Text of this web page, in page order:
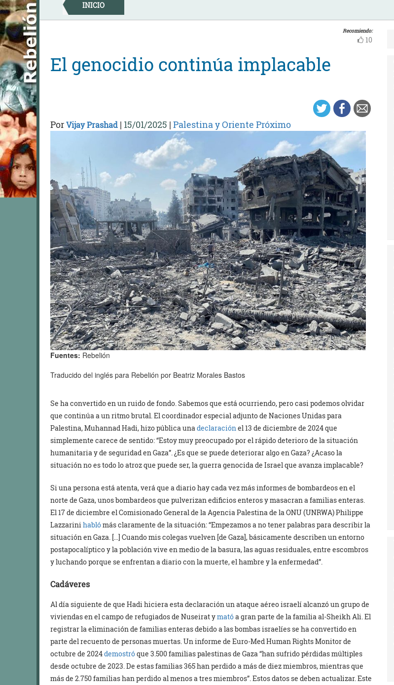
Skip
to
content
INICIO
Recomiendo:
10
El genocidio continúa implacable
PorVijay Prashad | 15/01/2025 | Palestina y Oriente Próximo
Fuentes: Rebelión
Traducido del inglés para Rebelión por Beatriz Morales Bastos
Se ha convertido en un ruido de fondo. Sabemos que está ocurriendo, pero casi podemos olvidar
que continúa a un ritmo brutal. El coordinador especial adjunto de Naciones Unidas para
Palestina, Muhannad Hadi, hizo pública unadeclaraciónel 13 de diciembre de 2024 que
simplemente carece de sentido: “Estoy muy preocupado por el rápido deterioro de la situación
humanitaria y de seguridad en Gaza”. ¿Es que se puede deteriorar algo en Gaza? ¿Acaso la
situación no es todo lo atroz que puede ser, la guerra genocida de Israel que avanza implacable?
Si una persona está atenta, verá que a diario hay cada vez más informes de bombardeos en el
norte de Gaza, unos bombardeos que pulverizan edificios enteros y masacran a familias enteras.
El 17 de diciembre el Comisionado General de la Agencia Palestina de la ONU (UNRWA) Philippe
Lazzarinihablómás claramente de la situación: “Empezamos a no tener palabras para describir la
situación en Gaza. […] Cuando mis colegas vuelven [de Gaza], básicamente describen un entorno
postapocalíptico y la población vive en medio de la basura, las aguas residuales, entre escombros
y luchando porque se enfrentan a diario con la muerte, el hambre y la enfermedad”.
Cadáveres
Al día siguiente de que Hadi hiciera esta declaración un ataque aéreo israelí alcanzó un grupo de
viviendas en el campo de refugiados de Nuseirat ymatóa gran parte de la familia al-Sheikh Ali. El
registrar la eliminación de familias enteras debido a las bombas israelíes se ha convertido en
parte del recuento de personas muertas. Un informe de Euro-Med Human Rights Monitor de
octubre de 2024demostróque 3.500 familias palestinas de Gaza “han sufrido pérdidas múltiples
desde octubre de 2023. De estas familias 365 han perdido a más de diez miembros, mientras que
más de 2.750 familias han perdido al menos a tres miembros”. Estos datos se deben actualizar. Este